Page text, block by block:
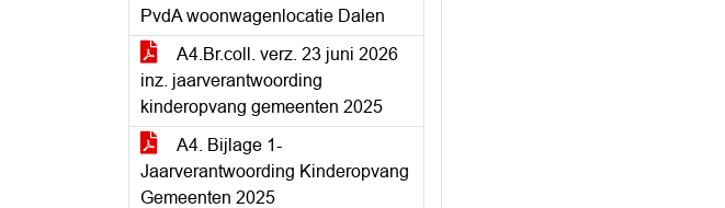
PvdA woonwagenlocatie Dalen
A4.Br.coll. verz. 23 juni 2026
inz. jaarverantwoording
kinderopvang gemeenten 2025
A4. Bijlage 1-
Jaarverantwoording Kinderopvang
Gemeenten 2025